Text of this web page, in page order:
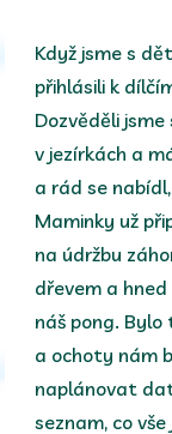
Když jsme s
přihlásili k
Dozvěděli
v jezírkách a
a rád se
Maminky už
na údržbu
dřevem a
náš pong. Bylo
a ochoty nám
naplánovat
seznam, co